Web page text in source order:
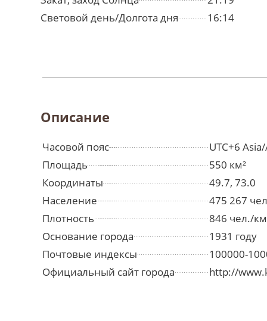
Световой день/Долгота дня
16:14
Описание
Часовой пояс
UTC+6
Площадь
550 км²
Координаты
49.7, 73.0
Население
475 267
Плотность
846 чел./
Основание города
1931 году
Почтовые индексы
100000-
Официальный сайт города
http://